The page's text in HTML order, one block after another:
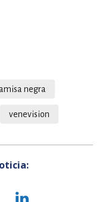
negra
venevision